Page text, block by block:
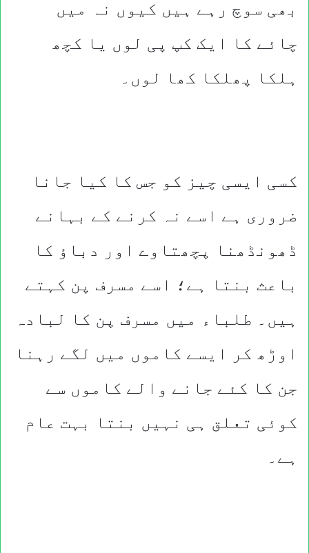
بھی سوچ رہے ہیں کیوں نہ میں
چائے کا ایک کپ پی لوں یا کچھ
ہلکا پھلکا کھا لوں۔
کسی ایسی چیز کو جس کا کیا جانا
ضروری ہے اسے نہ کرنے کے بہانے
ڈھونڈھنا پچھتاوے اور دباؤ کا
باعث بنتا ہے؛ اسے مسرف پن کہتے
ہیں۔ طلباء میں مسرف پن کا لبادہ
اوڑھ کر ایسے کاموں میں لگے رہنا
جن کا کئے جانے والے کاموں سے
کوئی تعلق ہی نہیں بنتا بہت عام
ہے۔